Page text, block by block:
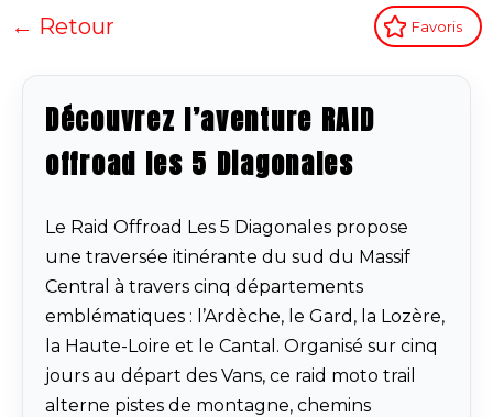
← Retour Favoris
Découvrez l’aventure RAID
offroad les 5 Diagonales
Le Raid Offroad Les 5 Diagonales propose
une traversée itinérante du sud du Massif
Central à travers cinq départements
emblématiques : l’Ardèche, le Gard, la Lozère,
la Haute-Loire et le Cantal. Organisé sur cinq
jours au départ des Vans, ce raid moto trail
alterne pistes de montagne, chemins